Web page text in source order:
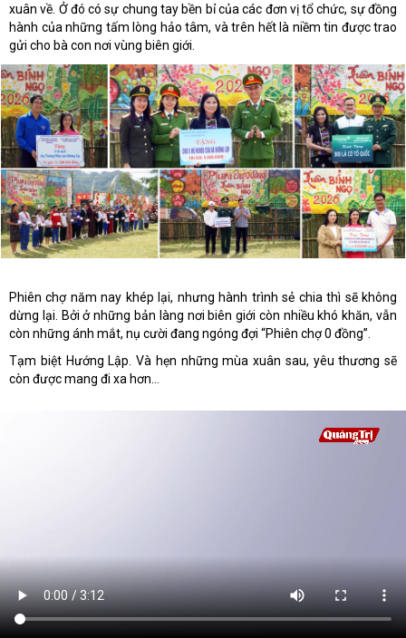
xuân về. Ở đó có sự chung tay bền bỉ của các đơn vị tổ chức, sự đồng
hành của những tấm lòng hảo tâm, và trên hết là niềm tin được trao
gửi cho bà con nơi vùng biên giới.
Phiên chợ năm nay khép lại, nhưng hành trình sẻ chia thì sẽ không
dừng lại. Bởi ở những bản làng nơi biên giới còn nhiều khó khăn, vẫn
còn những ánh mắt, nụ cười đang ngóng đợi “Phiên chợ 0 đồng”.
Tạm biệt Hướng Lập. Và hẹn những mùa xuân sau, yêu thương sẽ
còn được mang đi xa hơn…